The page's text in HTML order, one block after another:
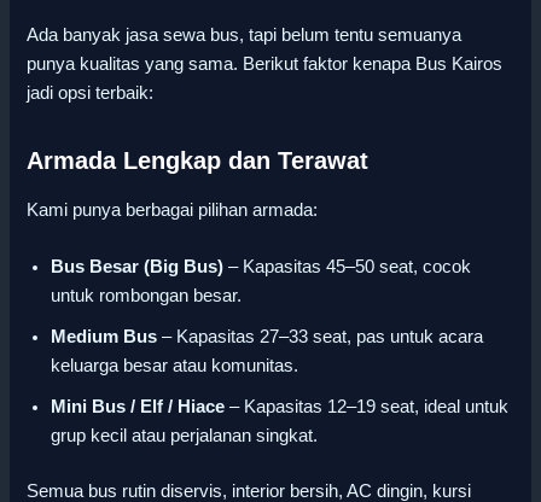
Ada banyak jasa sewa bus, tapi belum tentu semuanya
punya kualitas yang sama. Berikut faktor kenapa Bus Kairos
jadi opsi terbaik:
Armada Lengkap dan Terawat
Kami punya berbagai pilihan armada:
Bus Besar (Big Bus) – Kapasitas 45–50 seat, cocok
untuk rombongan besar.
Medium Bus – Kapasitas 27–33 seat, pas untuk acara
keluarga besar atau komunitas.
Mini Bus / Elf / Hiace – Kapasitas 12–19 seat, ideal untuk
grup kecil atau perjalanan singkat.
Semua bus rutin diservis, interior bersih, AC dingin, kursi